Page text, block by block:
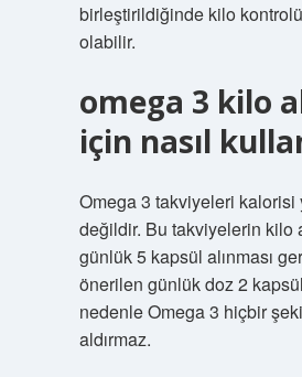
birleştirildiğinde kilo
olabilir.
omega 3 kilo
için nasıl
Omega 3 takviyeleri kalorisi
değildir. Bu takviyelerin kilo
günlük 5 kapsül alınması
önerilen günlük doz 2
nedenle Omega 3 hiçbir
aldırmaz.